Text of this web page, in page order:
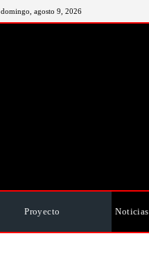
domingo, agosto 9, 2026
Proyecto Noticias